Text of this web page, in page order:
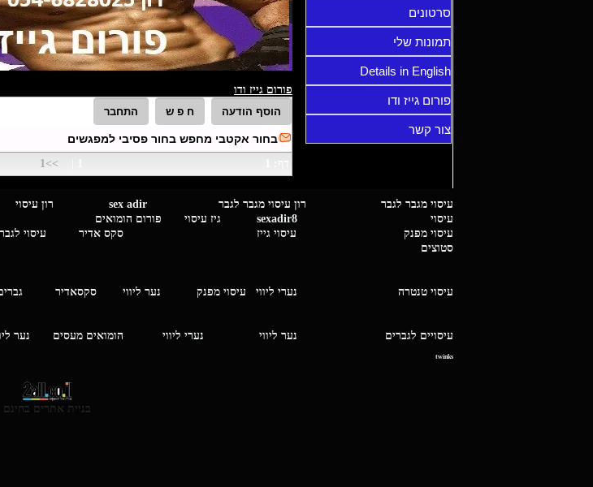
סרטונים
תמונות שלי
Details in English
פורום גייז ודו
צור קשר
פורום גייז ודו
בחור אקטבי מחפש בחור פסיבי למפגשים
>>1
עיסוי מגבר לגבר רון עיסוי מגבר לגבר sex adir רון עיסוי
עיסוי sexadir8 גיז עיסוי פורום הומואים
עיסוי מפנק
עיסוי גייז סקס אדיר עיסוי
סטוצים
עיסוי טנטרה נערי ליווי עיסוי מפנק נער ליווי סקסאדיר
עיסויים לגברים נער ליווי נערי ליווי הומואים מעסים נער
twinks
בניית אתרים בחינם